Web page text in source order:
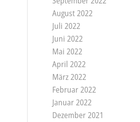
August 2022
Juli 2022
Juni 2022
Mai 2022
April 2022
März 2022
Februar 2022
Januar 2022
Dezember 2021